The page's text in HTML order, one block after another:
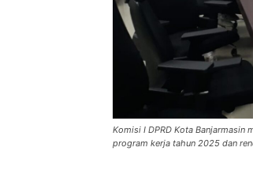
Komisi I DPRD Kota Banjarmasin
program kerja tahun 2025 dan